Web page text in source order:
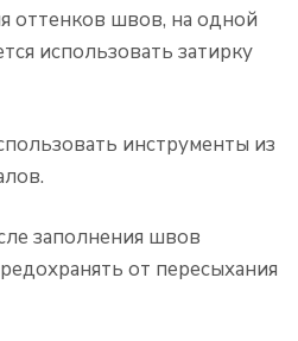
оттенков швов, на одной
использовать затирку
инструменты из
заполнения швов
от пересыхания